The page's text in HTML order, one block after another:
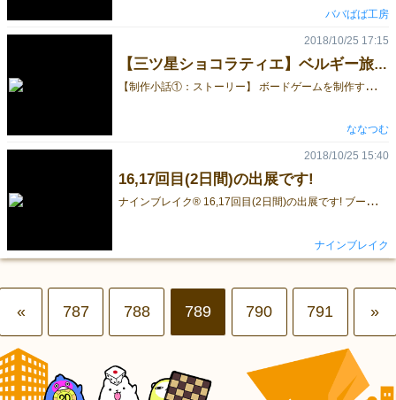
ババばば工房
【三ツ星ショコラティエ】ベルギー旅行から始まったボドゲづくり。
【
制作小話①：ストーリー】 ボードゲームを制作する際、いくつかの進め方があります。正体隠匿系や協力ゲームなどゲームの種類を決める、面白いルールを最初に取り込むという考え方もありますが、「三ツ星ショコラティエ」の場合は「どんなシーンをボードゲームを通じて表現したいか？」から入ることにしました。 今年5月にベルギー旅行に行ったとき、ブリュッセルやブルージュの広場に立ち寄りました。そこでは、たくさんのお洒落なチョコレートショップが立ち並んでおり、それぞれのブランドが創意工夫を重ねたコンセプトでチョコレートを提供していました。広場にいるだけでウキウキした気分になったんですよね。どのお店でもお客様が楽しそうにチョコレートを選んでいた姿がとっても印象的でした。 チョコレートがカラフルだったりスタイリッシュだったり可愛かったり、人々が賑やかで楽しそうだったり、そんな情景に出会ったのが「三ツ星ショコラティエ」の第１歩だったのです。 Next：制作小話２：基本ルール ボードゲーム「三ツ星ショコラティエ」紹介ページ
2018/10/25 17:15
ななつむ
16,17回目(2日間)の出展です!‬
ナ
インブレイク® 16,17回目(2日間)の出展です!‬ ‪ブース番号:A25‬ ‪※東京ビッグサイトでお待ちしております!‬ ‪ホールマップ‬ ‪http://gamemarket.jp/map/‬
2018/10/25 15:40
ナインブレイク
« 787 788 789 790 791 »